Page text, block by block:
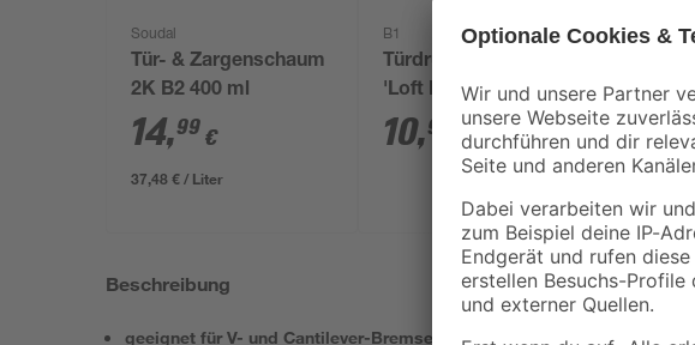
Soudal
Tür- & Zargenschaum
2K B2 400 ml
14,99 €
37,48 € / Liter
B1
Türdrückergarnitur
'Loft I'
10,99 €
Classen
weiß
49,
Beschreibung
geeignet für V- und Cantilever-Bremsen